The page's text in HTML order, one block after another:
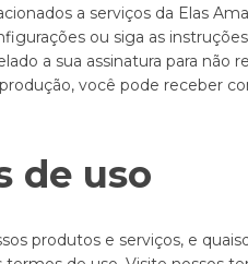
a serviços da Elas
ou siga as
a sua assinatura para
você pode receber
de uso
produtos e serviços, e